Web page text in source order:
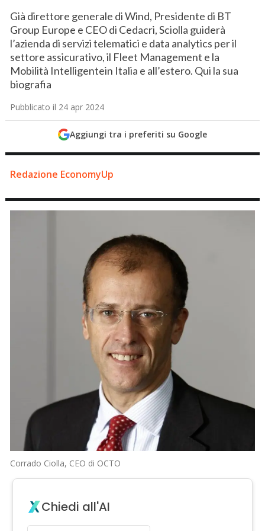
Già direttore generale di Wind, Presidente di BT
Group Europe e CEO di Cedacri, Sciolla guiderà
l’azienda di servizi telematici e data analytics per il
settore assicurativo, il Fleet Management e la
Mobilità Intelligentein Italia e all’estero. Qui la sua
biografia
Pubblicato il 24 apr 2024
Aggiungi tra i preferiti su Google
Redazione EconomyUp
Corrado Ciolla, CEO di OCTO
Chiedi all'AI